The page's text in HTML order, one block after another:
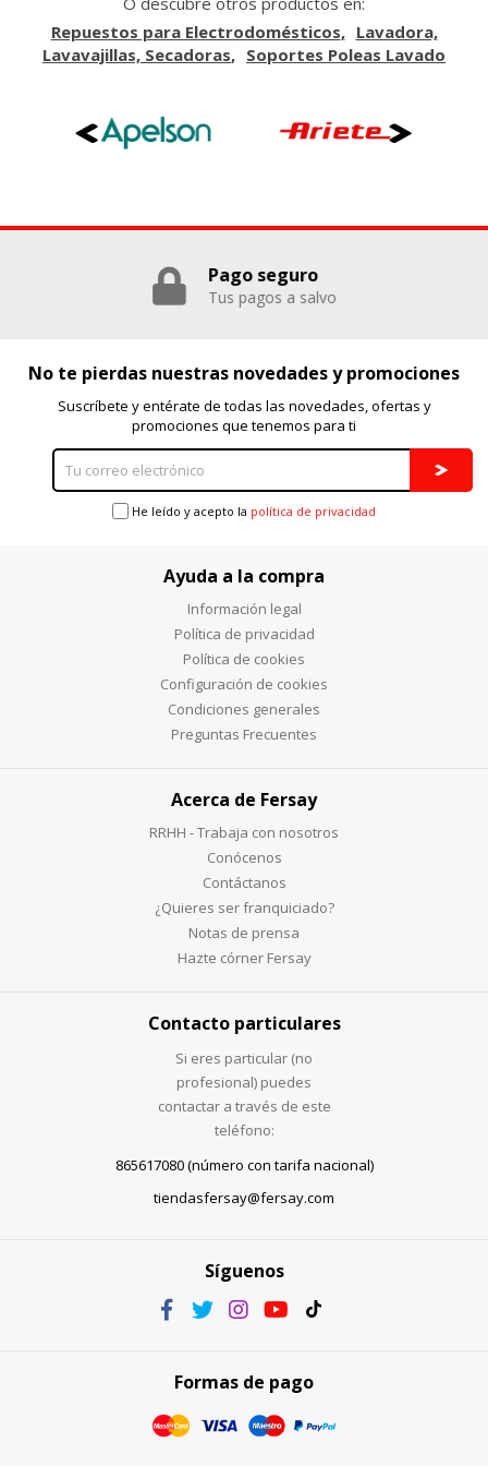
Repuestos para Electrodomésticos
Lavadora,
Lavavajillas, Secadoras
Soportes Poleas Lavado
Pago seguro
Tus pagos a salvo
No te pierdas nuestras novedades y promociones
Suscríbete y entérate de todas las novedades, ofertas y
promociones que tenemos para ti
He leído y acepto la política de privacidad
Ayuda a la compra
Información legal
Política de privacidad
Política de cookies
Configuración de cookies
Condiciones generales
Preguntas Frecuentes
Acerca de Fersay
RRHH - Trabaja con nosotros
Conócenos
Contáctanos
¿Quieres ser franquiciado?
Notas de prensa
Hazte córner Fersay
Contacto particulares
Si eres particular (no
profesional) puedes
contactar a través de este
teléfono:
865617080 (número con tarifa nacional)
tiendasfersay@fersay.com
Síguenos
Formas de pago
GUARDAR CONFIGURACIÓN
Puedes volver a configurar tus cookies desde la sección